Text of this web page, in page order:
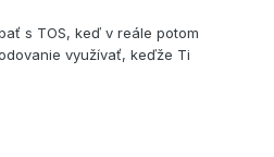
s TOS, keď v reále potom
využívať, keďže Ti